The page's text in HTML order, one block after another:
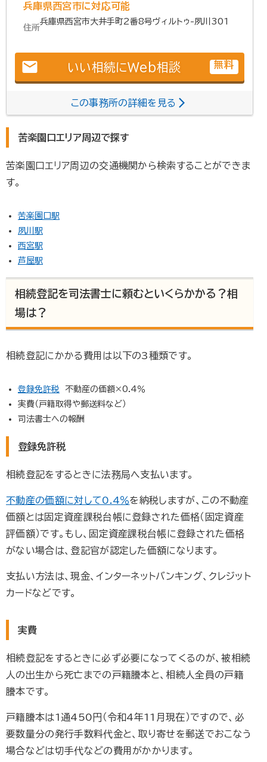
兵庫県西宮市に対応可能
住所
兵庫県西宮市大井手町2番8号ヴィルトゥ-夙川301
email いい相続にWeb相談 無料
この事務所の詳細を見る
苦楽園口エリア周辺で探す
苦楽園口エリア周辺の交通機関から検索することができま
す。
苦楽園口駅
夙川駅
西宮駅
芦屋駅
相続登記を司法書士に頼むといくらかかる？相
場は？
相続登記にかかる費用は以下の3種類です。
登録免許税 不動産の価額×0.4％
実費（戸籍取得や郵送料など）
司法書士への報酬
登録免許税
相続登記をするときに法務局へ支払います。
不動産の価額に対して0.4％を納税しますが、この不動産
価額とは固定資産課税台帳に登録された価格（固定資産
評価額）です。もし、固定資産課税台帳に登録された価格
がない場合は、登記官が認定した価額になります。
支払い方法は、現金、インターネットバンキング、クレジット
カードなどです。
実費
相続登記をするときに必ず必要になってくるのが、被相続
人の出生から死亡までの戸籍謄本と、相続人全員の戸籍
謄本です。
戸籍謄本は1通450円（令和4年11月現在）ですので、必
要数量分の発行手数料代金と、取り寄せを郵送でおこなう
場合などは切手代などの費用がかかります。